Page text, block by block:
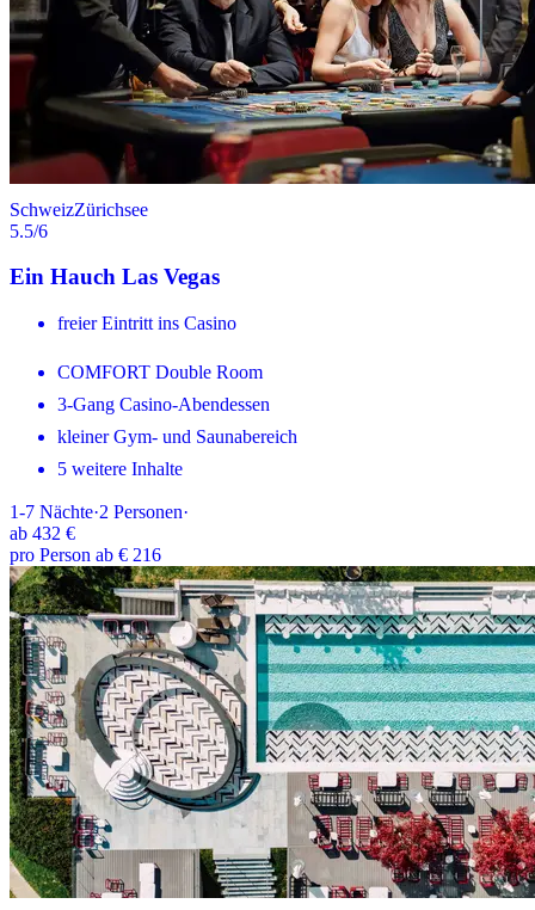
SchweizZürichsee
5.5/6
Ein Hauch Las Vegas
freier Eintritt ins Casino
COMFORT Double Room
3-Gang Casino-Abendessen
kleiner Gym- und Saunabereich
5 weitere Inhalte
1-7 Nächte·2 Personen·
ab 432 €
pro Person ab € 216